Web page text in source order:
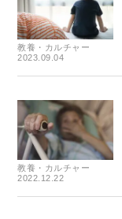
教養・カルチャー
2023.09.04
教養・カルチャー
2022.12.22